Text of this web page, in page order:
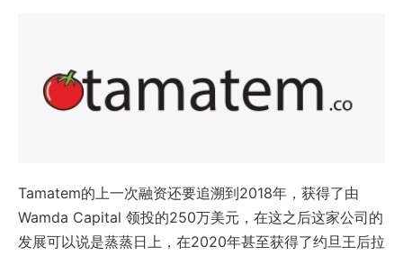
Tamatem的上一次融资还要追溯到2018年，获得了由
Wamda Capital 领投的250万美元，在这之后这家公司的
发展可以说是蒸蒸日上，在2020年甚至获得了约旦王后拉